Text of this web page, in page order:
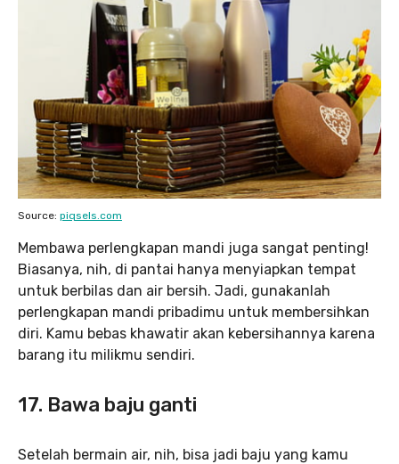
Source: piqsels.com
Membawa perlengkapan mandi juga sangat penting!
Biasanya, nih, di pantai hanya menyiapkan tempat
untuk berbilas dan air bersih. Jadi, gunakanlah
perlengkapan mandi pribadimu untuk membersihkan
diri. Kamu bebas khawatir akan kebersihannya karena
barang itu milikmu sendiri.
17. Bawa baju ganti
Setelah bermain air, nih, bisa jadi baju yang kamu